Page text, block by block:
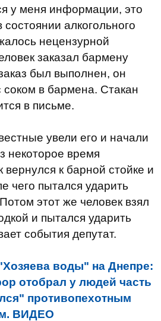
у меня информации, это
алкогольного
нецензурной
заказал бармену
был выполнен, он
соком в бармена. Стакан
в письме.
увели его и начали
некоторое время
вернулся к барной стойке и
чего пытался ударить
этот же человек взял
и пытался ударить
события депутат.
воды" на Днепре:
отобрал у людей часть
противопехотным
ВИДЕО